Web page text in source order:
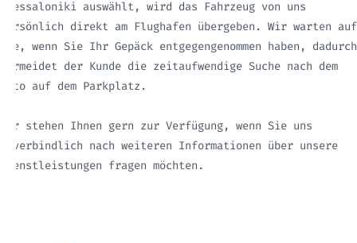
Thessaloniki auswählt, wird das Fahrzeug von uns
persönlich direkt am Flughafen übergeben. Wir warten auf
Sie, wenn Sie Ihr Gepäck entgegengenommen haben, dadurch
vermeidet der Kunde die zeitaufwendige Suche nach dem
Auto auf dem Parkplatz.
Wir stehen Ihnen gern zur Verfügung, wenn Sie uns
unverbindlich nach weiteren Informationen über unsere
Dienstleistungen fragen möchten.